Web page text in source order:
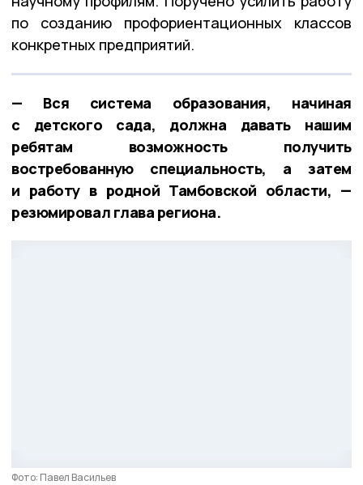
по созданию профориентационных классов
конкретных предприятий.
— Вся система образования, начиная
с детского сада, должна давать нашим
ребятам возможность получить
востребованную специальность, а затем
и работу в родной Тамбовской области, —
резюмировал глава региона.
Фото: Павел Васильев